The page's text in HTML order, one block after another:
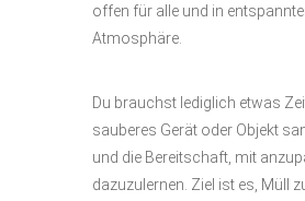
offen für alle und in
Atmosphäre.
Du brauchst lediglich etwas
sauberes Gerät oder Objekt
und die Bereitschaft, mit
dazuzulernen. Ziel ist es, Müll